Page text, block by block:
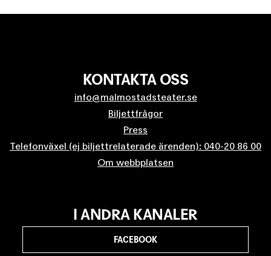
KONTAKTA OSS
info@malmostadsteater.se
Biljettfrågor
Press
Telefonväxel (ej biljettrelaterade ärenden): 040-20 86 00
Om webbplatsen
I ANDRA KANALER
FACEBOOK